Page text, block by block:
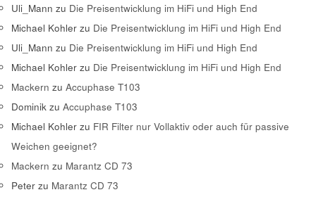
Uli_Mann zu Die Preisentwicklung im HiFi und High End
Michael Kohler zu Die Preisentwicklung im HiFi und High End
Uli_Mann zu Die Preisentwicklung im HiFi und High End
Michael Kohler zu Die Preisentwicklung im HiFi und High End
Mackern zu Accuphase T103
Dominik zu Accuphase T103
Michael Kohler zu FIR Filter nur Vollaktiv oder auch für passive
Weichen geeignet?
Mackern zu Marantz CD 73
Peter zu Marantz CD 73